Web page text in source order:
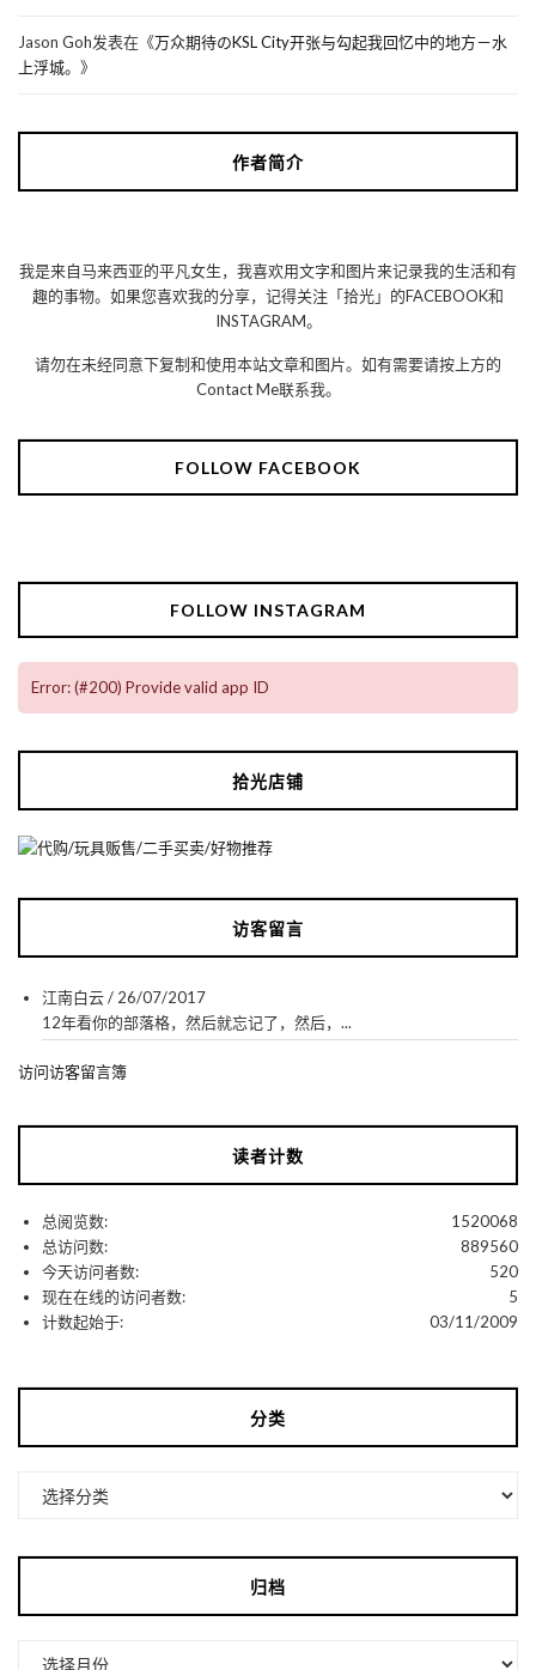
Jason Goh发表在《万众期待のKSL City开张与勾起我回忆中的地方－水
上浮城。 》
作者简介
我是来自马来西亚的平凡女生，我喜欢用文字和图片来记录我的生活和有
趣的事物。如果您喜欢我的分享，记得关注「拾光」的FACEBOOK和
INSTAGRAM。
请勿在未经同意下复制和使用本站文章和图片。如有需要请按上方的
Contact Me联系我。
FOLLOW FACEBOOK
FOLLOW INSTAGRAM
Error: (#200) Provide valid app ID
拾光店铺
访客留言
江南白云/ 26/07/2017
12年看你的部落格，然后就忘记了，然后，...
访问访客留言簿
读者计数
1520068
总阅览数:
889560
总访问数:
520
今天访问者数:
5
现在在线的访问者数:
03/11/2009
计数起始于:
分类
归档